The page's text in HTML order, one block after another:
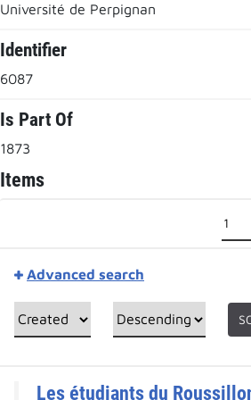
Université de Perpignan
Identifier
6087
Is Part Of
1873
Items
Advanced search
Les étudiants du